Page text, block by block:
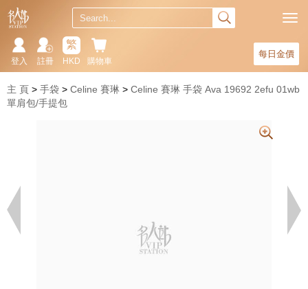
每日金價
購物車
繁
HKD
註冊
登入
主 頁 手袋 Celine 賽琳
Celine 賽琳 手袋 Ava 19692 2efu 01wb
單肩包/手提包